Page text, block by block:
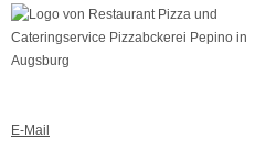
E-Mail